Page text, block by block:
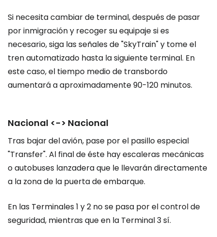
Si necesita cambiar de terminal, después de pasar
por inmigración y recoger su equipaje si es
necesario, siga las señales de "SkyTrain" y tome el
tren automatizado hasta la siguiente terminal. En
este caso, el tiempo medio de transbordo
aumentará a aproximadamente 90-120 minutos.
Nacional <-> Nacional
Tras bajar del avión, pase por el pasillo especial
"Transfer". Al final de éste hay escaleras mecánicas
o autobuses lanzadera que le llevarán directamente
a la zona de la puerta de embarque.
En las Terminales 1 y 2 no se pasa por el control de
seguridad, mientras que en la Terminal 3 sí.